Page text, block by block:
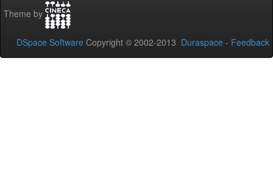
Theme by
DSpace Software Copyright © 2002-2013 Duraspace - Feedback